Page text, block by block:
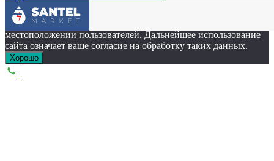
Этот сайт собирает cookie-файлы, данные об IP-адресе и
местоположении пользователей. Дальнейшее использование
сайта означает ваше согласие на обработку таких данных.
Хорошо